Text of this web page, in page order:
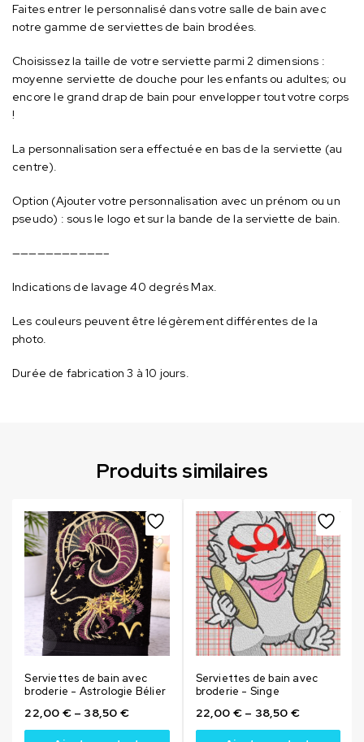
Faites entrer le personnalisé dans votre salle de bain avec
notre gamme de serviettes de bain brodées.
Choisissez la taille de votre serviette parmi 2 dimensions :
moyenne serviette de douche pour les enfants ou adultes; ou
encore le grand drap de bain pour envelopper tout votre corps
!
La personnalisation sera effectuée en bas de la serviette (au
centre).
Option (Ajouter votre personnalisation avec un prénom ou un
pseudo) : sous le logo et sur la bande de la serviette de bain.
———————————–
Indications de lavage 40 degrés Max.
Les couleurs peuvent être légèrement différentes de la
photo.
Durée de fabrication 3 à 10 jours.
Produits similaires
Serviettes de bain avec
broderie - Astrologie Bélier
22,00 €– 38,50 €
Serviettes de bain avec
broderie - Singe
22,00 €– 38,50 €